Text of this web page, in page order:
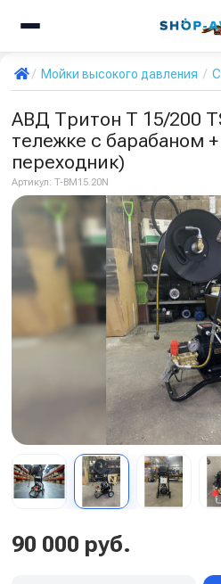
Мойки высокого давления
АВД Тритон Т 15/200
тележке с барабаном
переходник)
Артикул: T-BM15.20N
90 000 руб.